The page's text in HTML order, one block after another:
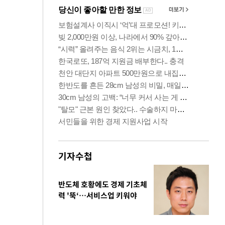
기자수첩
반도체 호황에도 경제 기초체
력 '뚝‘…서비스업 키워야